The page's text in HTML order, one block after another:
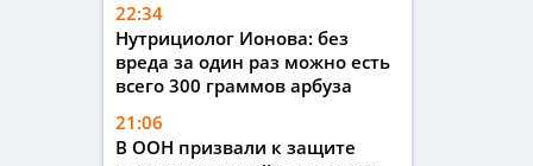
22:34
Нутрициолог Ионова: без
вреда за один раз можно есть
всего 300 граммов арбуза
21:06
В ООН призвали к защите